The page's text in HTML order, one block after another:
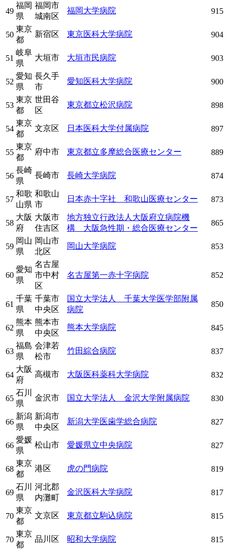
49
福岡
県
福岡市
城南区
福岡大学病院 915
50
東京
都
新宿区 東京医科大学病院 904
51
岐阜
県
大垣市 大垣市民病院 903
52
愛知
県
長久手
市
愛知医科大学病院 900
53
東京
都
世田谷
区
東京都立松沢病院 898
54
東京
都
文京区 日本医科大学付属病院 897
55
東京
都
府中市 東京都立多摩総合医療センター 889
56
長崎
県
長崎市 長崎大学病院 874
57
和歌
山県
和歌山
市
日本赤十字社 和歌山医療センター 873
58
大阪
府
大阪市
住吉区
地方独立行政法人大阪府立病院機
構 大阪急性期・総合医療センター
865
59
岡山
県
岡山市
北区
岡山大学病院 853
60
愛知
県
名古屋
市中村
区
名古屋第一赤十字病院 852
61
千葉
県
千葉市
中央区
国立大学法人 千葉大学医学部附属
病院
850
62
熊本
県
熊本市
中央区
熊本大学病院 845
63
福島
県
会津若
松市
竹田綜合病院 837
64
大阪
府
高槻市 大阪医科薬科大学病院 832
65
石川
県
金沢市 国立大学法人 金沢大学附属病院 830
66
新潟
県
新潟市
中央区
新潟大学医歯学総合病院 827
66
愛媛
県
松山市 愛媛県立中央病院 827
68
東京
都
港区 虎の門病院 819
69
石川
県
河北郡
内灘町
金沢医科大学病院 817
70
東京
都
文京区 東京都立駒込病院 815
70
東京
都
品川区 昭和大学病院 815